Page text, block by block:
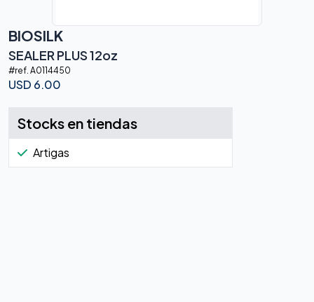
BIOSILK
SEALER PLUS 12oz
#ref. A0114450
USD 6.00
Stocks en tiendas
Artigas